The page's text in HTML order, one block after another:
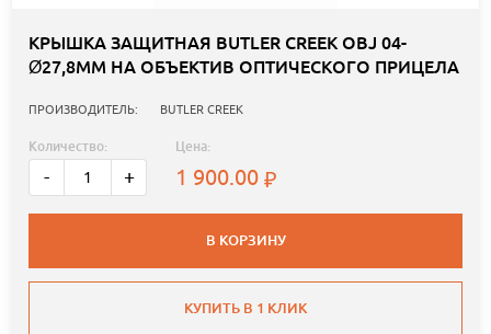
КРЫШКА ЗАЩИТНАЯ BUTLER CREEK OBJ 04-
Ø27,8ММ НА ОБЪЕКТИВ ОПТИЧЕСКОГО ПРИЦЕЛА
ПРОИЗВОДИТЕЛЬ: BUTLER CREEK
Количество:
- +
Цена:
1 900.00
В КОРЗИНУ
КУПИТЬ В 1 КЛИК